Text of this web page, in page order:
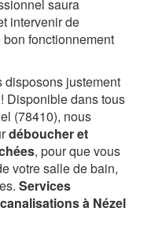
saura
intervenir de
fonctionnement
disposons justement
Disponible dans tous
(78410), nous
déboucher et
, pour que vous
votre salle de bain,
Services
à Nézel